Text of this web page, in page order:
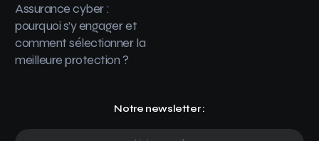
Assurance cyber :
pourquoi s’y engager et
comment sélectionner la
meilleure protection ?
Notre newsletter :